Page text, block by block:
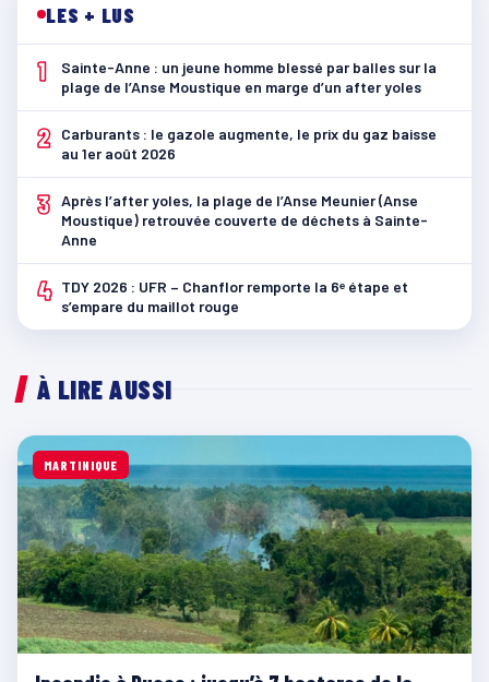
LES + LUS
1
Sainte-Anne : un jeune homme blessé par balles sur la
plage de l’Anse Moustique en marge d’un after yoles
2
Carburants : le gazole augmente, le prix du gaz baisse
au 1er août 2026
3 Après l’after yoles, la plage de l’Anse Meunier (Anse
Moustique) retrouvée couverte de déchets à Sainte-
Anne
4 TDY 2026 : UFR – Chanflor remporte la 6ᵉ étape et
s’empare du maillot rouge
À LIRE AUSSI
MARTINIQUE